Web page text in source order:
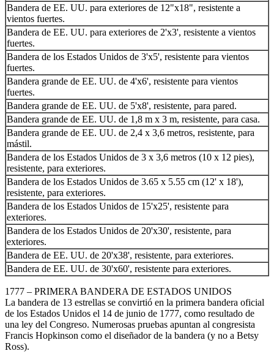
Bandera de EE. UU. para exteriores de 12"x18", resistente a
vientos fuertes.
Bandera de EE. UU. para exteriores de 2'x3', resistente a vientos
fuertes.
Bandera de los Estados Unidos de 3'x5', resistente para vientos
fuertes.
Bandera grande de EE. UU. de 4'x6', resistente para vientos
fuertes.
Bandera grande de EE. UU. de 5'x8', resistente, para pared.
Bandera grande de EE. UU. de 1,8 m x 3 m, resistente, para casa.
Bandera grande de EE. UU. de 2,4 x 3,6 metros, resistente, para
mástil.
Bandera de los Estados Unidos de 3 x 3,6 metros (10 x 12 pies),
resistente, para exteriores.
Bandera de los Estados Unidos de 3.65 x 5.55 cm (12' x 18'),
resistente, para exteriores.
Bandera de los Estados Unidos de 15'x25', resistente para
exteriores.
Bandera de los Estados Unidos de 20'x30', resistente, para
exteriores.
Bandera de EE. UU. de 20'x38', resistente, para exteriores.
Bandera de EE. UU. de 30'x60', resistente para exteriores.
1777 – PRIMERA BANDERA DE ESTADOS UNIDOS
La bandera de 13 estrellas se convirtió en la primera bandera oficial
de los Estados Unidos el 14 de junio de 1777, como resultado de
una ley del Congreso. Numerosas pruebas apuntan al congresista
Francis Hopkinson como el diseñador de la bandera (y no a Betsy
Ross).